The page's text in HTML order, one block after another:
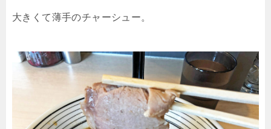
大きくて薄手のチャーシュー。